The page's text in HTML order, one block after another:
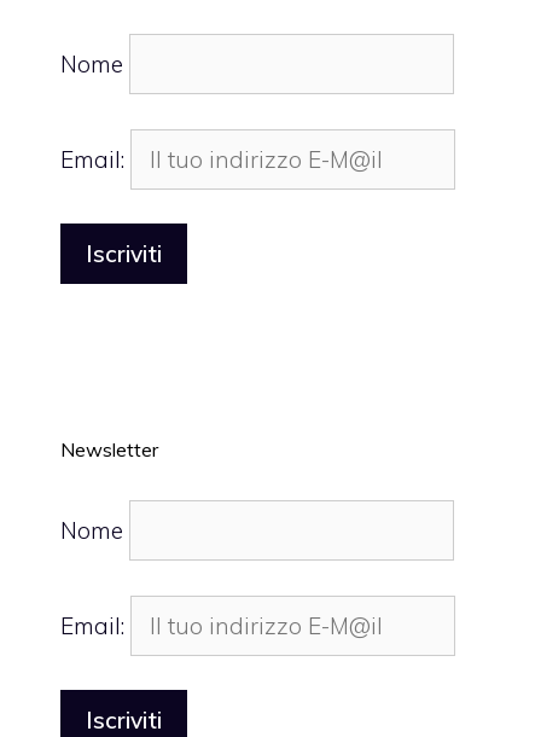
Nome
Email:
Newsletter
Nome
Email: